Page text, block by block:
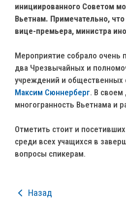
инициированного Советом
Вьетнам. Примечательно,
вице-премьера, министра
Мероприятие собрало очень
два Чрезвычайных и
учреждений и общественных
Максим Сюннерберг. В своем
многогранность Вьетнама и
Отметить стоит и
среди всех учащихся в
вопросы спикерам.
Назад